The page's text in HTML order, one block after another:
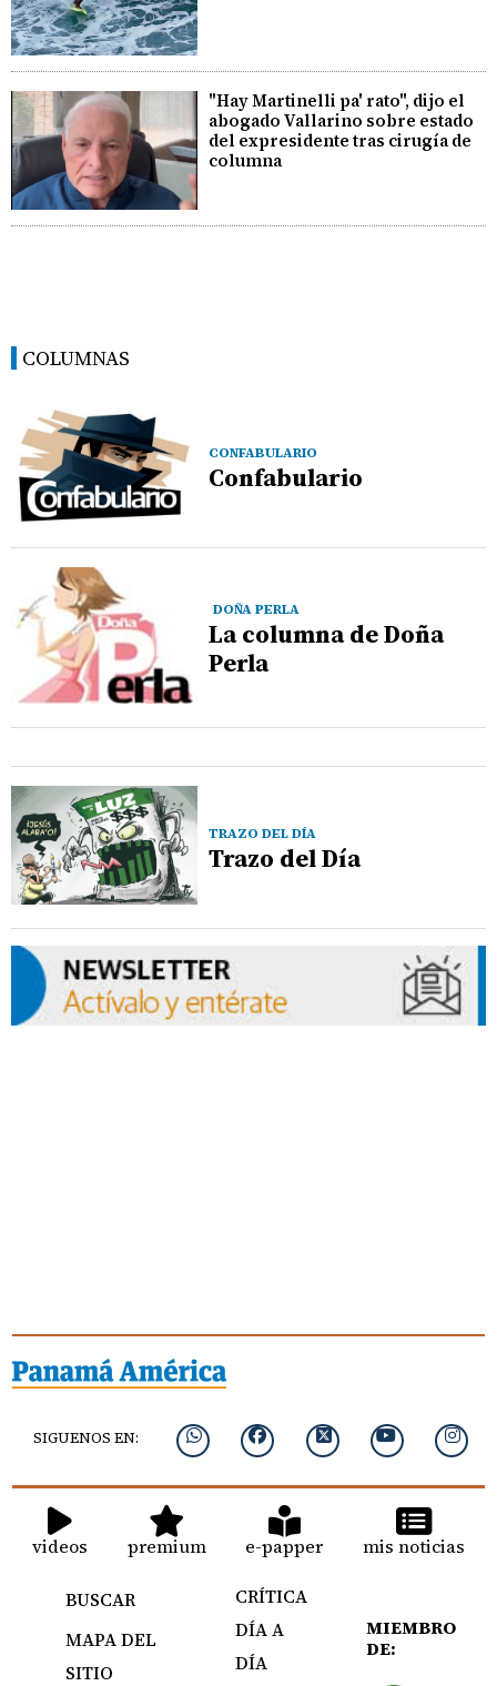
"Hay Martinelli pa' rato", dijo el
abogado Vallarino sobre estado
del expresidente tras cirugía de
columna
COLUMNAS
CONFABULARIO
Confabulario
DOÑA PERLA
La columna de Doña
Perla
TRAZO DEL DÍA
Trazo del Día
SIGUENOS EN:
videos premium e-papper mis noticias
BUSCAR
MAPA DEL
SITIO
CRÍTICA
DÍA A
DÍA
MIEMBRO
DE: